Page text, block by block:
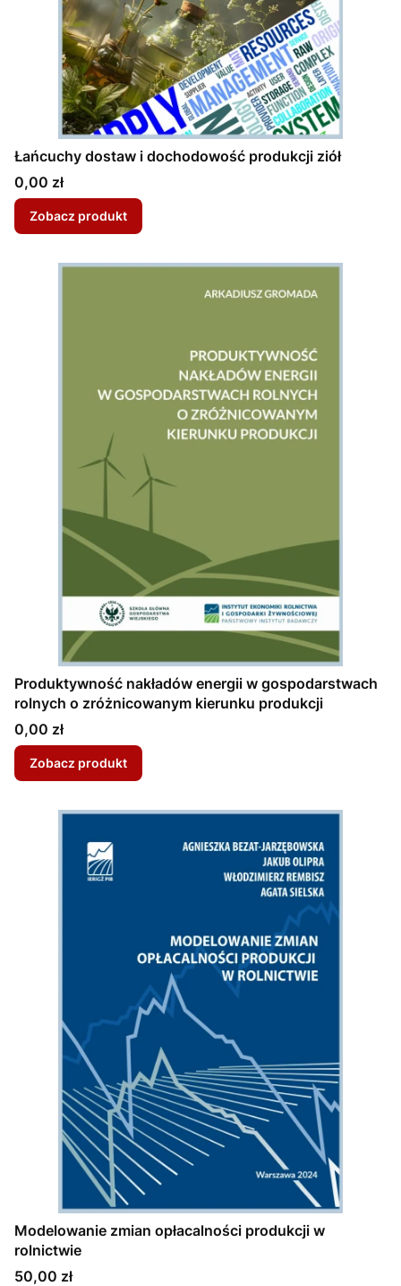
Łańcuchy dostaw i dochodowość produkcji ziół
Cena
0,00 zł
Zobacz produkt
Produktywność nakładów energii w gospodarstwach
rolnych o zróżnicowanym kierunku produkcji
Cena
0,00 zł
Zobacz produkt
Modelowanie zmian opłacalności produkcji w
rolnictwie
Cena
50,00 zł